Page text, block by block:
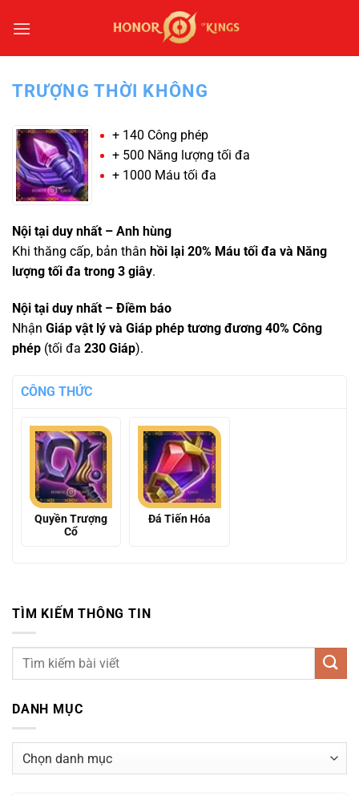
qua
TRƯỢNG THỜI KHÔNG
+ 140 Công phép
+ 500 Năng lượng tối đa
+ 1000 Máu tối đa
Nội tại duy nhất – Anh hùng
Khi thăng cấp, bản thân hồi lại 20% Máu tối đa và Năng
lượng tối đa trong 3 giây.
Nội tại duy nhất – Điềm báo
Nhận Giáp vật lý và Giáp phép tương đương 40% Công
phép (tối đa 230 Giáp).
CÔNG THỨC
Quyền Trượng
Cổ
Đá Tiến Hóa
TÌM KIẾM THÔNG TIN
DANH MỤC
Danh